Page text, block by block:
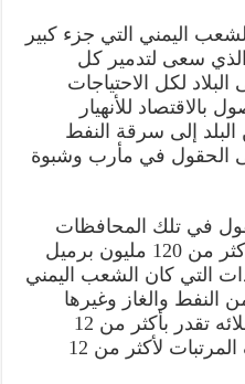
اليمني التي جزء كبير
الذي سعى لتدمير كل
لكل الاحتياجات
للأنهيار
إلى سرقة النفط
الحقول في مأرب وشبوة
في تلك المحافظات
يقدر خلال سنوات العدوان بأكثر من 120 مليون برميل
التي كان الشعب اليمني
والغاز وغيرها
وخسرها بسبب العدوان وعملائه تقدر بأكثر من 12
تريليونا كانت ستكفي لصرف المرتبات لأكثر من 12